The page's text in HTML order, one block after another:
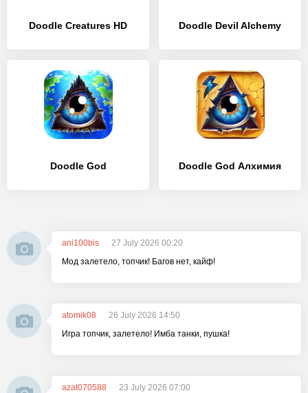
Doodle Creatures HD Doodle Devil Alchemy
Doodle God Doodle God Алхимия
ani100bis
27 July 2026 00:20
Мод залетело, топчик! Багов нет, кайф!
atomik08
26 July 2026 14:50
Игра топчик, залетело! Имба танки, пушка!
azat070588
23 July 2026 07:00